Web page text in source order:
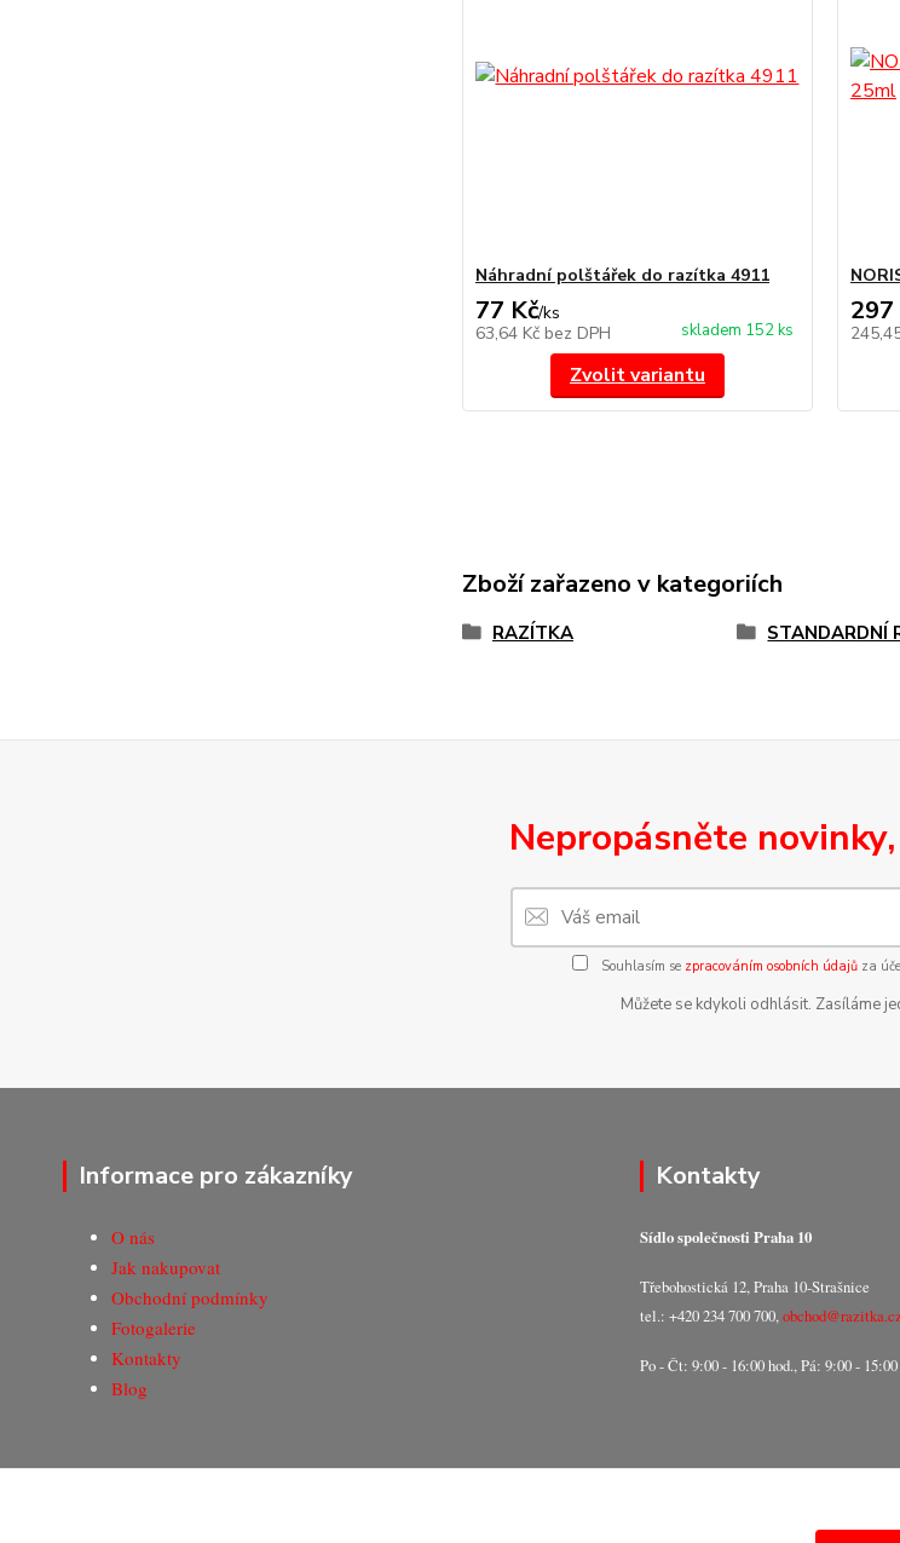
Náhradní polštářek do razítka 4911
77 Kč/ks
63,64 Kč bez DPH skladem 152 ks
Zvolit variantu
297
Zboží zařazeno v kategoriích
RAZÍTKA STANDARDNÍ
Nepropásněte
Souhlasím se zpracováním osobních údajůza
Můžete se kdykoli odhlásit. Zasíláme
Informace pro zákazníky
O nás
Jak nakupovat
Obchodní podmínky
Fotogalerie
Kontakty
Blog
Kontakty
Sídlo společnosti Praha 10
Třebohostická 12, Praha 10-Strašnice
tel.: +420 234 700 700,
Po - Čt: 9:00 - 16:00 hod., Pá: 9:00 - 15:00